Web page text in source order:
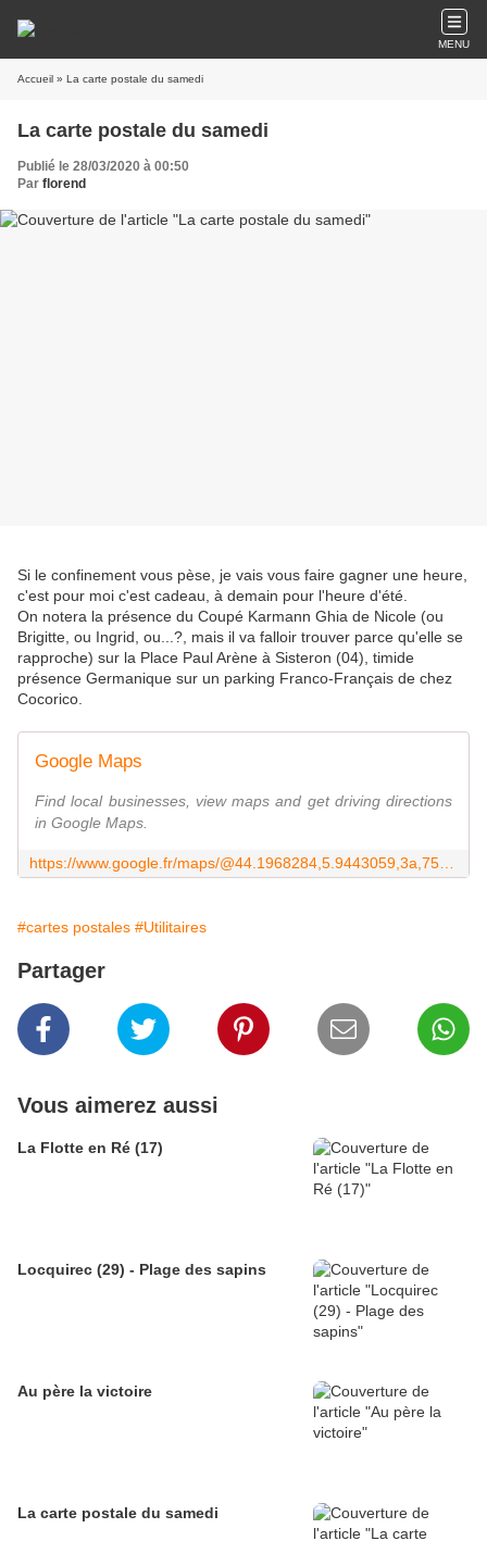
MENU
Accueil » La carte postale du samedi
La carte postale du samedi
Publié le 28/03/2020 à 00:50
Par florend
Si le confinement vous pèse, je vais vous faire gagner une heure,
c'est pour moi c'est cadeau, à demain pour l'heure d'été.
On notera la présence du Coupé Karmann Ghia de Nicole (ou
Brigitte, ou Ingrid, ou...?, mais il va falloir trouver parce qu'elle se
rapproche) sur la Place Paul Arène à Sisteron (04), timide
présence Germanique sur un parking Franco-Français de chez
Cocorico.
Google Maps
Find local businesses, view maps and get driving directions
in Google Maps.
#cartes postales #Utilitaires
Partager
Vous aimerez aussi
La Flotte en Ré (17)
Locquirec (29) - Plage des sapins
Au père la victoire
La carte postale du samedi